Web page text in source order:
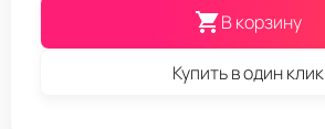
В корзину
Купить в один клик